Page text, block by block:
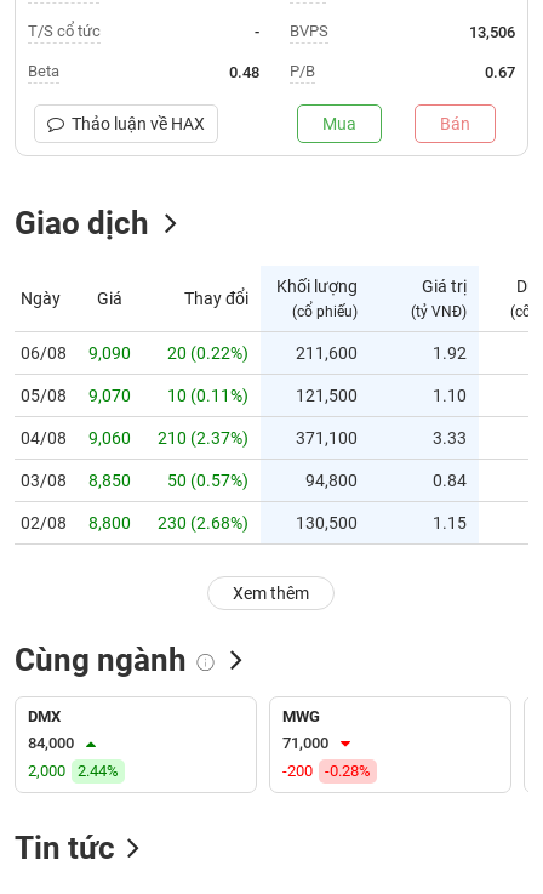
Trạng
thái
phiếu
thị
trường
yết
Niêm
mới
Niêm
yết
bổ
Hủy
dõi
biệt
Không
được
T/S cổ tức -
Beta 0.48
BVPS 13,506
P/B 0.67
Thảo luận về HAX Mua Bán
Giao dịch
Ngày Giá Thay đổi
Khối lượng
(cổ phiếu)
Giá trị
(tỷ VNĐ)
Dư
(cổ
06/08 9,090 20 (0.22%) 211,600 1.92
05/08 9,070 10 (0.11%) 121,500 1.10
04/08 9,060 210 (2.37%) 371,100 3.33
03/08 8,850 50 (0.57%) 94,800 0.84
02/08 8,800 230 (2.68%) 130,500 1.15
Xem thêm
Cùng ngành
DMX
84,000
2,000
2.44%
MWG
71,000
-200
-0.28%
Tin tức
NGÀNH
NGHIỆP
CỔ
SINH
TRÁI
PHIẾU
CÔNG
ĐẦU
TƯ
DỮ
LIỆU